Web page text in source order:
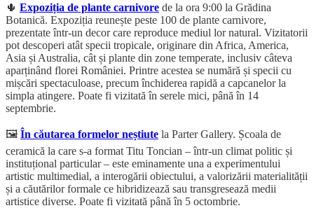
🌵 Expoziția de plante carnivore de la ora 9:00 la Grădina
Botanică. Expoziția reunește peste 100 de plante carnivore,
prezentate într-un decor care reproduce mediul lor natural. Vizitatorii
pot descoperi atât specii tropicale, originare din Africa, America,
Asia și Australia, cât și plante din zone temperate, inclusiv câteva
aparținând florei României. Printre acestea se numără și specii cu
mișcări spectaculoase, precum închiderea rapidă a capcanelor la
simpla atingere. Poate fi vizitată în serele mici, până în 14
septembrie.
🖼️ În căutarea formelor neștiute la Parter Gallery. Școala de
ceramică la care s-a format Titu Toncian – într-un climat politic și
instituțional particular – este eminamente una a experimentului
artistic multimedial, a interogării obiectului, a valorizării materialității
și a căutărilor formale ce hibridizează sau transgresează medii
artistice diverse. Poate fi vizitată până în 5 octombrie.